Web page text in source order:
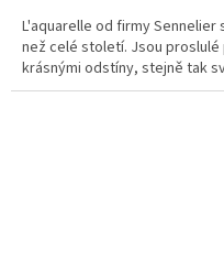
L'aquarelle od firmy
než celé století. Jsou
krásnými odstíny, stejně tak